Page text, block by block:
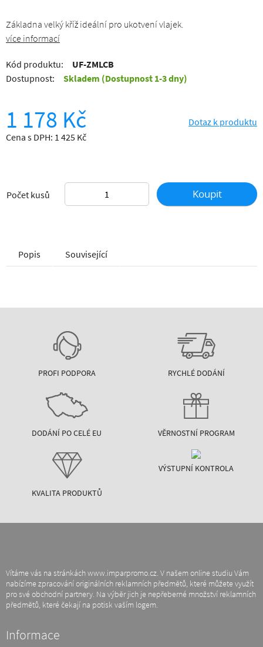
Základna velký kříž ideální pro ukotvení vlajek.
více informací
Kód produktu:
UF-ZMLCB
Dostupnost:
Skladem (Dostupnost 1-3 dny)
1 178 Kč
Cena s DPH: 1 425 Kč
Dotaz k produktu
Počet kusů Koupit
Popis Související
PROFI PODPORA RYCHLÉ DODÁNÍ
DODÁNÍ PO CELÉ EU VĚRNOSTNÍ PROGRAM
KVALITA PRODUKTŮ
VÝSTUPNÍ KONTROLA
Vítáme vás na stránkách www.imparpromo.cz. V našem online studiu Vám
nabízíme zpracování originálních reklamních předmětů, které můžete využít
pro své obchodní partnery. Na výběr jich je nepřeberné množství reklamních
předmětů, které čekají na potisk vaším logem.
Informace